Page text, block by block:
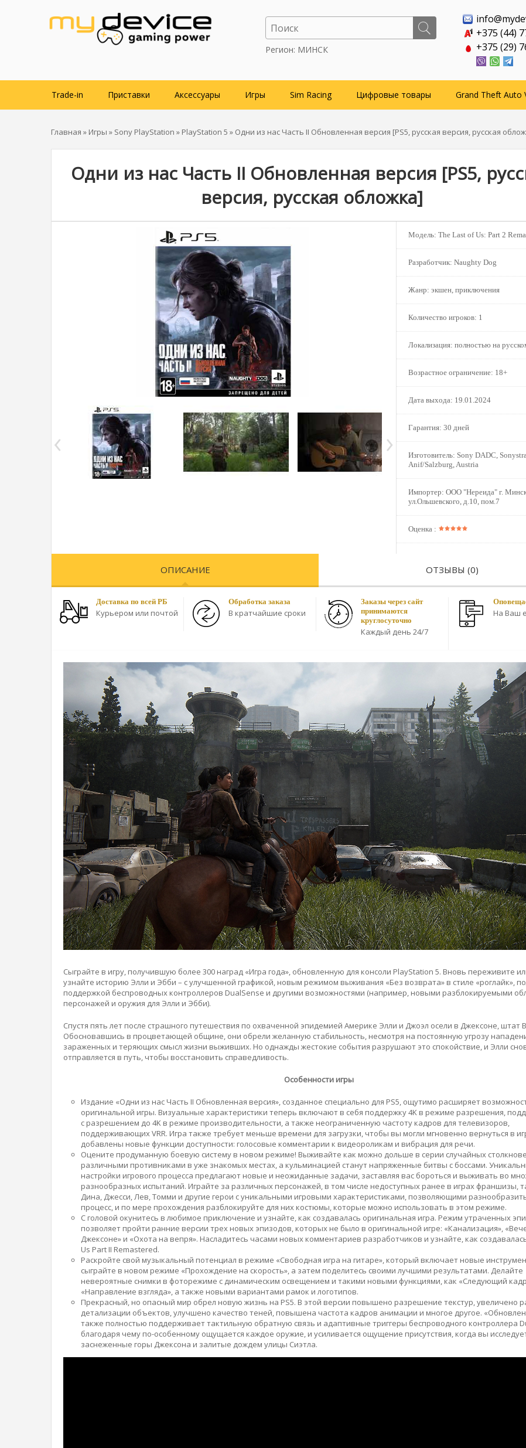
Регион: МИНСК
+375 (44)
+375 (29)
Trade-in Приставки Аксессуары Игры Sim Racing Цифровые товары Grand Theft Auto
Главная » Игры » Sony PlayStation » PlayStation 5 » Одни из нас Часть II Обновленная версия [PS5, русская версия, русская
Одни из нас Часть II Обновленная версия [PS5,
версия, русская обложка]
Модель: The Last of Us: Part 2
Разработчик: Naughty Dog
Жанр: экшен, приключения
Количество игроков: 1
Локализация: полностью на
Возрастное ограничение: 18+
Дата выхода: 19.01.2024
Гарантия: 30 дней
Изготовитель: Sony DADC,
Anif/Salzburg, Austria
Импортер: ООО "Нереида" г.
ул.Ольшевского, д.10, пом.7
Оценка :
ОПИСАНИЕ ОТЗЫВЫ (0)
Доставка по всей РБ
Курьером или почтой
Обработка заказа
В кратчайшие сроки
Заказы через сайт
принимаются
круглосуточно
Каждый день 24/7
На Ваш
Сыграйте в игру, получившую более 300 наград «Игра года», обновленную для консоли PlayStation 5. Вновь переживите
узнайте историю Элли и Эбби – с улучшенной графикой, новым режимом выживания «Без возврата» в стиле «роглайк»,
поддержкой беспроводных контроллеров DualSense и другими возможностями (например, новыми разблокируемыми
персонажей и оружия для Элли и Эбби).
Спустя пять лет после страшного путешествия по охваченной эпидемией Америке Элли и Джоэл осели в Джексоне, штат
Обосновавшись в процветающей общине, они обрели желанную стабильность, несмотря на постоянную угрозу
зараженных и теряющих смысл жизни выживших. Но однажды жестокие события разрушают это спокойствие, и Элли
отправляется в путь, чтобы восстановить справедливость.
Особенности игры
Издание «Одни из нас Часть II Обновленная версия», созданное специально для PS5, ощутимо расширяет
оригинальной игры. Визуальные характеристики теперь включают в себя поддержку 4K в режиме разрешения,
с разрешением до 4K в режиме производительности, а также неограниченную частоту кадров для телевизоров,
поддерживающих VRR. Игра также требует меньше времени для загрузки, чтобы вы могли мгновенно вернуться в
добавлены новые функции доступности: голосовые комментарии к видеороликам и вибрация для речи.
Оцените продуманную боевую систему в новом режиме! Выживайте как можно дольше в серии случайных
различными противниками в уже знакомых местах, а кульминацией станут напряженные битвы с боссами.
настройки игрового процесса предлагают новые и неожиданные задачи, заставляя вас бороться и выживать во
разнообразных испытаний. Играйте за различных персонажей, в том числе недоступных ранее в играх франшизы,
Дина, Джесси, Лев, Томми и другие герои с уникальными игровыми характеристиками, позволяющими
процесс, и по мере прохождения разблокируйте для них костюмы, которые можно использовать в этом режиме.
С головой окунитесь в любимое приключение и узнайте, как создавалась оригинальная игра. Режим утраченных
позволяет пройти ранние версии трех новых эпизодов, которых не было в оригинальной игре: «Канализация»,
Джексоне» и «Охота на вепря». Насладитесь часами новых комментариев разработчиков и узнайте, как
Us Part II Remastered.
Раскройте свой музыкальный потенциал в режиме «Свободная игра на гитаре», который включает новые
сыграйте в новом режиме «Прохождение на скорость», а затем поделитесь своими лучшими результатами. Делайте
невероятные снимки в фоторежиме с динамическим освещением и такими новыми функциями, как «Следующий
«Направление взгляда», а также новыми вариантами рамок и логотипов.
Прекрасный, но опасный мир обрел новую жизнь на PS5. В этой версии повышено разрешение текстур, увеличено
детализации объектов, улучшено качество теней, повышена частота кадров анимации и многое другое.
также полностью поддерживает тактильную обратную связь и адаптивные триггеры беспроводного контроллера
благодаря чему по-особенному ощущается каждое оружие, и усиливается ощущение присутствия, когда вы
заснеженные горы Джексона и залитые дождем улицы Сиэтла.